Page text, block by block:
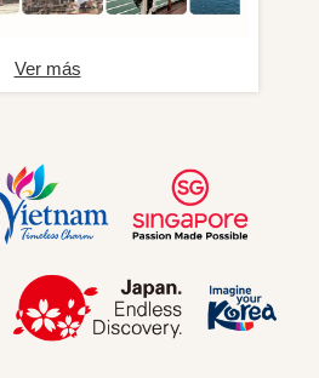
Ver más